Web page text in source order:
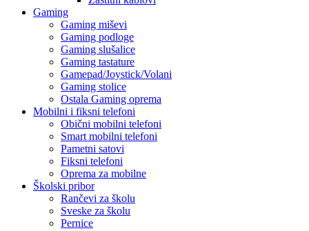
Gaming
Gaming miševi
Gaming podloge
Gaming slušalice
Gaming tastature
Gamepad/Joystick/Volani
Gaming stolice
Ostala Gaming oprema
Mobilni i fiksni telefoni
Obični mobilni telefoni
Smart mobilni telefoni
Pametni satovi
Fiksni telefoni
Oprema za mobilne
Školski pribor
Rančevi za školu
Sveske za školu
Pernice